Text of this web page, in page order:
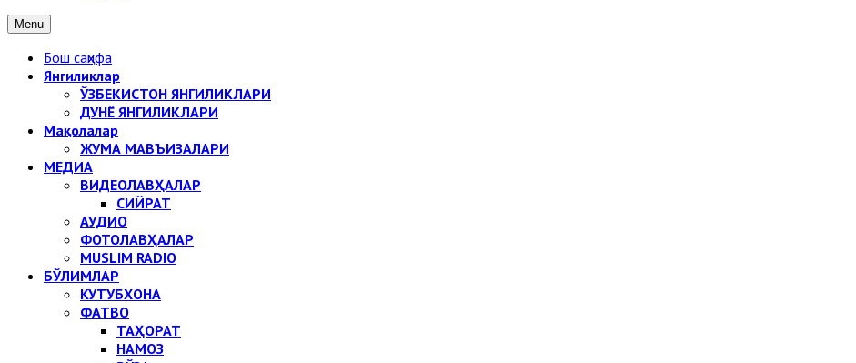
Menu
Бош саҳифа
Янгиликлар
ЎЗБЕКИСТОН ЯНГИЛИКЛАРИ
ДУНЁ ЯНГИЛИКЛАРИ
Мақолалар
ЖУМА МАВЪИЗАЛАРИ
МЕДИА
ВИДЕОЛАВҲАЛАР
СИЙРАТ
АУДИО
ФОТОЛАВҲАЛАР
MUSLIM RADIO
БЎЛИМЛАР
КУТУБХОНА
ФАТВО
ТАҲОРАТ
НАМОЗ